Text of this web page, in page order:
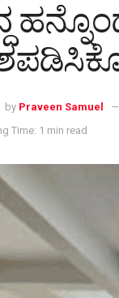
by Praveen Samuel
Time: 1 min read